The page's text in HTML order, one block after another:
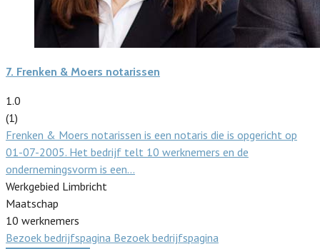
7. Frenken & Moers notarissen
1.0
(1)
Frenken & Moers notarissen is een notaris die is opgericht op
01-07-2005. Het bedrijf telt 10 werknemers en de
ondernemingsvorm is een…
Werkgebied Limbricht
Maatschap
10 werknemers
Bezoek bedrijfspagina Bezoek bedrijfspagina